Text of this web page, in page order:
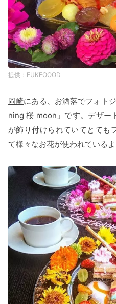
FUKFOOOD
岡崎にある、お洒落でフォト
ning 桜 moon」です。デザー
が飾り付けられていてとても
て様々なお花が使われているよ